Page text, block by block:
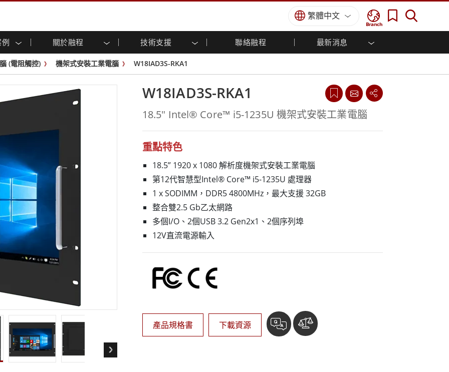
Branch
繁體中文
關於融程 技術支援 聯絡融程 最新消息
示器
(投射電
C
不銹鋼系列
戶外顯示器
G-WIN系列 / IP67
機架安裝
工業電腦及人機介面
人機介面 (投射電容觸控)
工業電腦 (投射電容觸控)
工業電腦 (電阻觸控)
不銹鋼系列
G-WIN系列 / IP67設計
防爆等级
長條形數位電子看板
國防等級強固觸控筆記型電腦
國防等級強固型平板電腦
國防等級超強固型平板電腦
國防等級工業電腦
國防等級顯示器 / NVIS 顯示器
國防等級伺服器
解決方案
腦 / IP65 防水強固型電腦
網閘道器
道器
醫管等級
醫管等級強固型平板電腦
醫管等級顯示器
船舶等級
船舶等級工業電腦
船舶等級顯示器
天然氣, ATEX等級
級強固型平板電腦
級強固型手持行動電腦
人工智慧電腦
邊緣運算人工智慧移動電腦
邊緣運算人工智慧工業電腦
邊緣運算人工智慧嵌入式電腦
不鏽鋼工業電腦
慧就緒 能源, 化工, 防爆應用解決方案
輸解決方案
食品藥廠解決方案
船舶解決方案
聯網解決方案
倉儲物流解決方案
軍事國防解決方案
衛生保健解決方案
綠能減碳解決方案
重工業解決方案
金屬和採礦解決方案
專區 企業永續
區 客戶服務中心
享
活動 產品變更通知
頻道
虛擬實境展會
專業認證／符合標準
(電阻觸控) 機架式安裝工業電腦 W18IAD3S-RKA1
W18IAD3S-RKA1
18.5" Intel® Core™ i5-1235U 機架式安裝工業電腦
重點特色
18.5” 1920 x 1080 解析度機架式安裝工業電腦
第12代智慧型Intel® Core™ i5-1235U 處理器
1 x SODIMM，DDR5 4800MHz，最大支援 32GB
整合雙2.5 Gb乙太網路
多個I/O、2個USB 3.2 Gen2x1、2個序列埠
12V直流電源輸入
產品規格書 下載資源